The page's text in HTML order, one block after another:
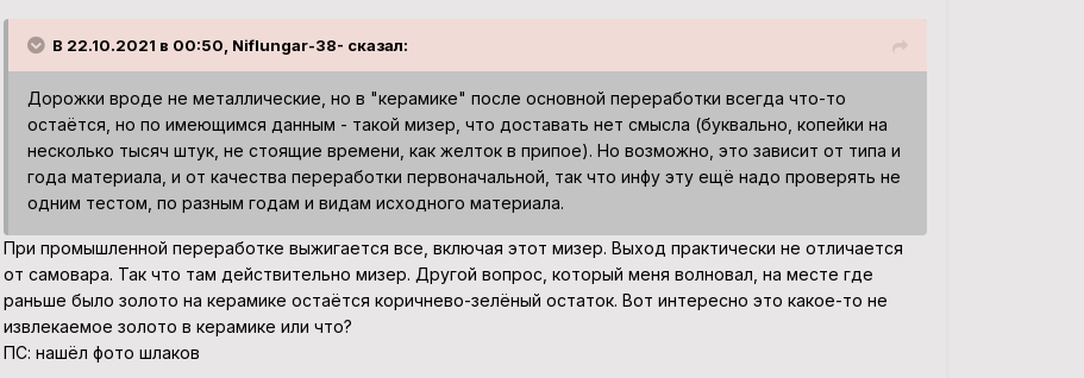
В 22.10.2021 в 00:50, Niflungar-38- сказал:
Дорожки вроде не металлические, но в "керамике" после основной переработки всегда что-то
остаётся, но по имеющимся данным - такой мизер, что доставать нет смысла (буквально, копейки на
несколько тысяч штук, не стоящие времени, как желток в припое). Но возможно, это зависит от типа и
года материала, и от качества переработки первоначальной, так что инфу эту ещё надо проверять не
одним тестом, по разным годам и видам исходного материала.
При промышленной переработке выжигается все, включая этот мизер. Выход практически не отличается
от самовара. Так что там действительно мизер. Другой вопрос, который меня волновал, на месте где
раньше было золото на керамике остаётся коричнево-зелёный остаток. Вот интересно это какое-то не
извлекаемое золото в керамике или что?
ПС: нашёл фото шлаков